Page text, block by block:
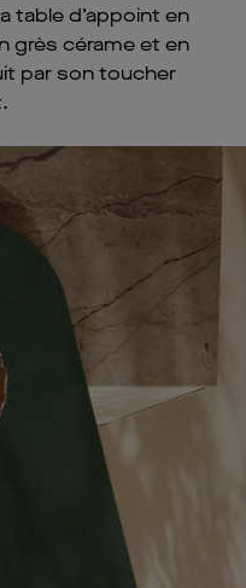
table d’appoint en
grès cérame et en
par son toucher